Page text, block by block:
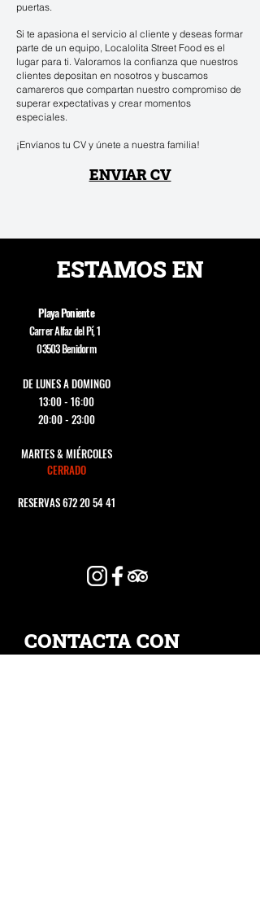
puertas.
Si te apasiona el servicio al cliente y deseas formar
parte de un equipo, Localolita Street Food es el
lugar para ti. Valoramos la confianza que nuestros
clientes depositan en nosotros y buscamos
camareros que compartan nuestro compromiso de
superar expectativas y crear momentos
especiales.
¡Envíanos tu CV y únete a nuestra familia!
ENVIAR CV
ESTAMOS EN
Playa Poniente
Carrer Alfaz del Pí, 1
03503 Benidorm
DE LUNES A DOMINGO
13:00 - 16:00
20:00 - 23:00
MARTES & MIÉRCOLES
CERRADO
RESERVAS672 20 54 41
CONTACTA CON